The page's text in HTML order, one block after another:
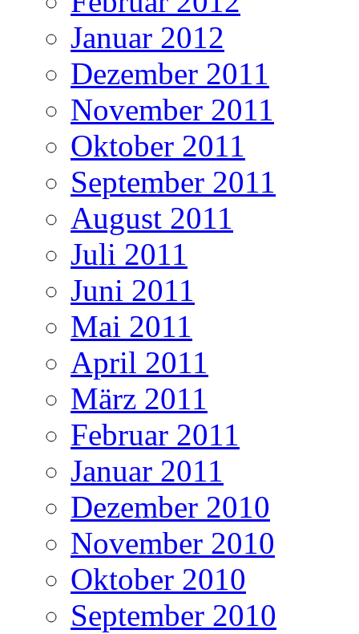
Januar 2012
Dezember 2011
November 2011
Oktober 2011
September 2011
August 2011
Juli 2011
Juni 2011
Mai 2011
April 2011
März 2011
Februar 2011
Januar 2011
Dezember 2010
November 2010
Oktober 2010
September 2010